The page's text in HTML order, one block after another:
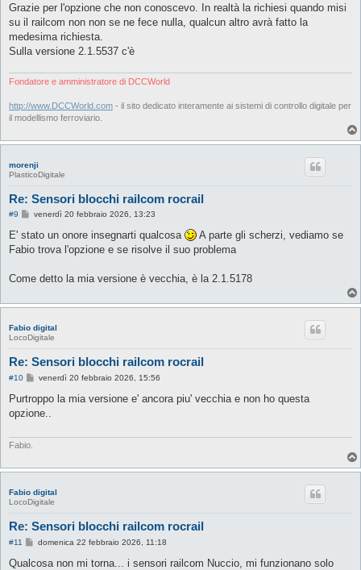
Grazie per l'opzione che non conoscevo. In realtà la richiesi quando misi
su il railcom non non se ne fece nulla, qualcun altro avrà fatto la
medesima richiesta.
Sulla versione 2.1.5537 c'è
Fondatore e amministratore di DCCWorld
http://www.DCCWorld.com - il sito dedicato interamente ai sistemi di controllo digitale per
il modellismo ferroviario.
morenji
PlasticoDigitale
Re: Sensori blocchi railcom rocrail
#9
M
s
a
i
venerdì 20 febbraio 2026, 13:23
E' stato un onore insegnarti qualcosa
A parte gli scherzi, vediamo se
Fabio trova l'opzione e se risolve il suo problema
Come detto la mia versione è vecchia, è la 2.1.5178
Fabio digital
LocoDigitale
Re: Sensori blocchi railcom rocrail
#10
M
s
s
a
venerdì 20 febbraio 2026, 15:56
Purtroppo la mia versione e' ancora piu' vecchia e non ho questa
opzione..
Fabio.
Fabio digital
LocoDigitale
Re: Sensori blocchi railcom rocrail
#11
M
s
domenica 22 febbraio 2026, 11:18
Qualcosa non mi torna... i sensori railcom Nuccio, mi funzionano solo